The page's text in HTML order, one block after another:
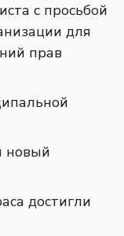
с просьбой
для
прав
новый
достигли